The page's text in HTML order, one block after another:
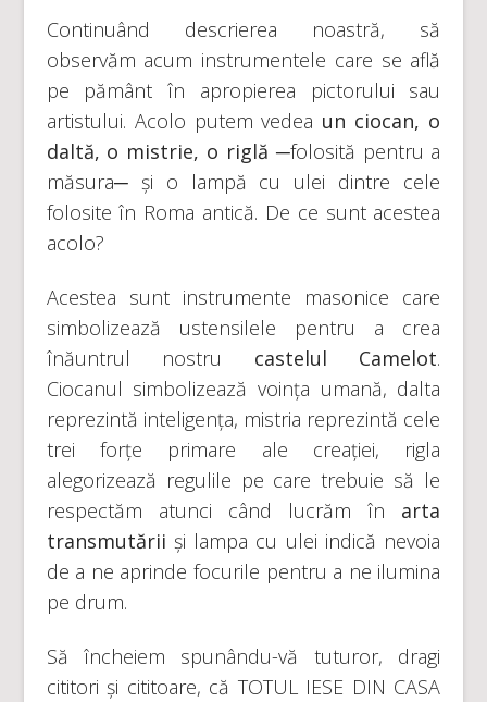
Continuând descrierea noastră, să
observăm acum instrumentele care se află
pe pământ în apropierea pictorului sau
artistului. Acolo putem vedea un ciocan, o
daltă, o mistrie, o riglă ─folosită pentru a
măsura─ și o lampă cu ulei dintre cele
folosite în Roma antică. De ce sunt acestea
acolo?
Acestea sunt instrumente masonice care
simbolizează ustensilele pentru a crea
înăuntrul nostru castelul Camelot.
Ciocanul simbolizează voința umană, dalta
reprezintă inteligența, mistria reprezintă cele
trei forțe primare ale creației, rigla
alegorizează regulile pe care trebuie să le
respectăm atunci când lucrăm în arta
transmutării și lampa cu ulei indică nevoia
de a ne aprinde focurile pentru a ne ilumina
pe drum.
Să încheiem spunându-vă tuturor, dragi
cititori și cititoare, că TOTUL IESE DIN CASA